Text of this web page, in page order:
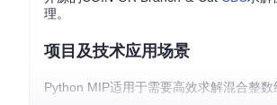
理。
项目及技术应用场景
Python MIP适用于需要高效求解混合整